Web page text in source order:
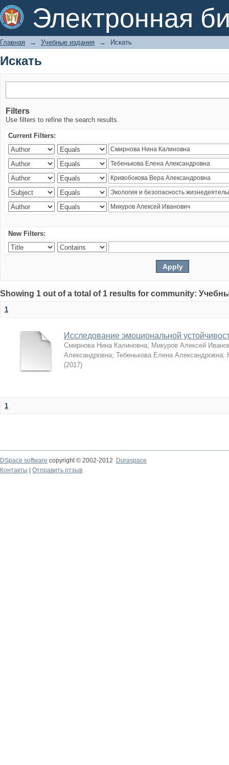
Электронная
Искать
Главная → Учебные издания → Искать
Искать
Filters
Use filters to refine the search results.
Current Filters:
New Filters:
Showing 1 out of a total of 1 results for community:
1
Исследование эмоциональной
Смирнова Нина Калиновна; Микуров Алексей
Александровна; Тебенькова Елена Александровна;
(2017)
1
DSpace software copyright © 2002-2012
Duraspace
Контакты
Отправить отзыв